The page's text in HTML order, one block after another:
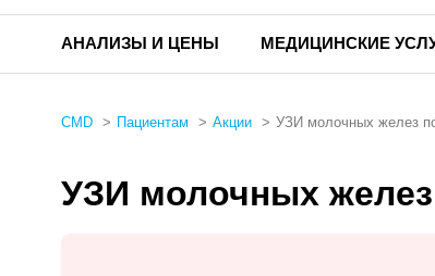
АНАЛИЗЫ И ЦЕНЫ МЕДИЦИНСКИЕ
CMD Пациентам Акции УЗИ молочных желез
УЗИ молочных